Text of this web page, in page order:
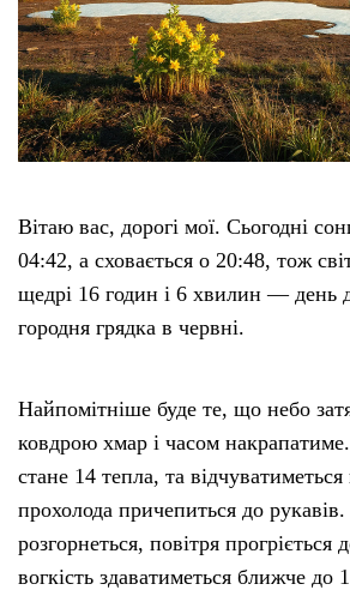
Вітаю вас, дорогі мої. Сьогодні
04:42, а сховається о 20:48, тож
щедрі 16 годин і 6 хвилин — день
городня грядка в червні.
Найпомітніше буде те, що небо
ковдрою хмар і часом
стане 14 тепла, та
прохолода причепиться до
розгорнеться, повітря прогріється
вогкість здаватиметься ближче до